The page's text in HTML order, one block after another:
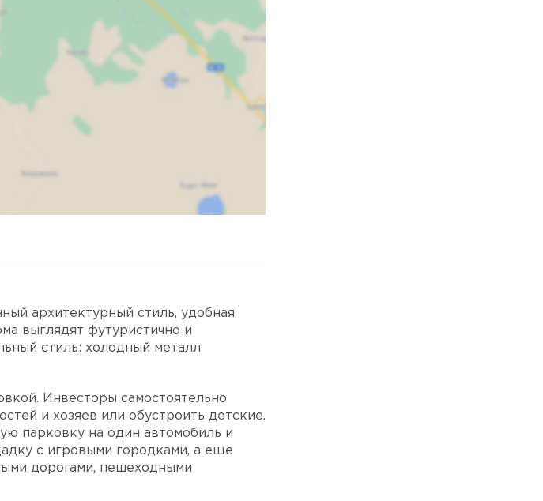
архитектурный стиль, удобная
выглядят футуристично и
стиль: холодный металл
Инвесторы самостоятельно
и хозяев или обустроить детские.
парковку на один автомобиль и
с игровыми городками, а еще
дорогами, пешеходными